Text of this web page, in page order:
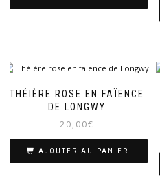
THÉIÈRE ROSE EN FAÏENCE
DE LONGWY
20,00€
AJOUTER AU PANIER